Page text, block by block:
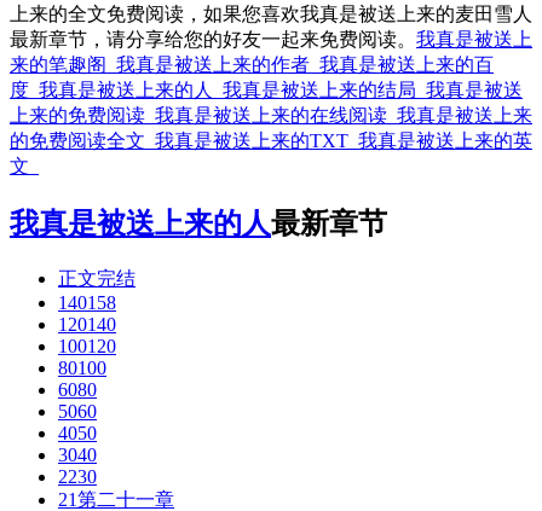
上来的全文免费阅读，如果您喜欢我真是被送上来的麦田雪人
最新章节，请分享给您的好友一起来免费阅读。 我真是被送上
来的笔趣阁 我真是被送上来的作者 我真是被送上来的百
度 我真是被送上来的人 我真是被送上来的结局 我真是被送
上来的免费阅读 我真是被送上来的在线阅读 我真是被送上来
的免费阅读全文 我真是被送上来的TXT 我真是被送上来的英
文
我真是被送上来的人最新章节
正文完结
140158
120140
100120
80100
6080
5060
4050
3040
2230
21第二十一章